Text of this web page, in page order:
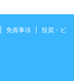
免責事項
投資・ビ